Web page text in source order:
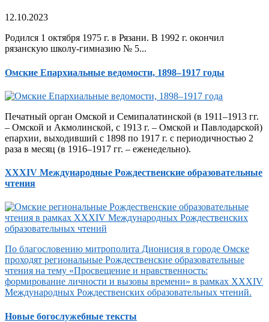
12.10.2023
Родился 1 октября 1975 г. в Рязани. В 1992 г. окончил
рязанскую школу-гимназию № 5...
Омские Епархиальные ведомости, 1898–1917 годы
Печатный орган Омской и Семипалатинской (в 1911–1913 гг.
– Омской и Акмолинской, с 1913 г. – Омской и Павлодарской)
епархии, выходивший с 1898 по 1917 г. с периодичностью 2
раза в месяц (в 1916–1917 гг. – еженедельно).
XXXIV Международные Рождественские образовательные
чтения
По благословению митрополита Дионисия в городе Омске
проходят региональные Рождественские образовательные
чтения на тему «Просвещение и нравственность:
формирование личности и вызовы времени» в рамках XXXIV
Международных Рождественских образовательных чтений.
Новые богослужебные тексты